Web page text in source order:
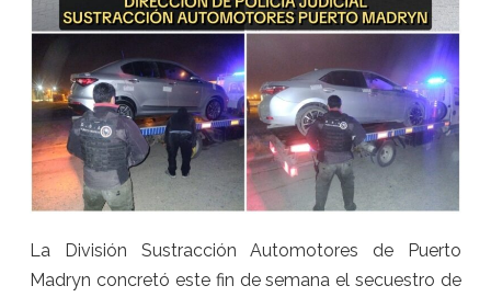
La División Sustracción Automotores de Puerto
Madryn concretó este fin de semana el secuestro de